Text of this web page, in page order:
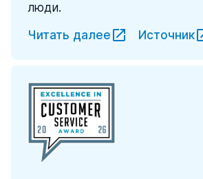
люди.
Читать далее
Источник